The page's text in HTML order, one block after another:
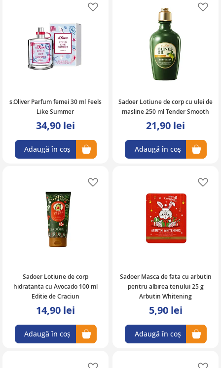
s.Oliver Parfum femei 30 ml Feels
Like Summer
34,90 lei
Adaugă în coș
Adaugă în lista de favorite
Sadoer Lotiune de corp cu ulei de
masline 250 ml Tender Smooth
21,90 lei
Adaugă în coș
Sadoer Lotiune de corp
hidratanta cu Avocado 100 ml
Editie de Craciun
14,90 lei
Adaugă în coș
Sadoer Masca de fata cu arbutin
pentru albirea tenului 25 g
Arbutin Whitening
5,90 lei
Adaugă în coș